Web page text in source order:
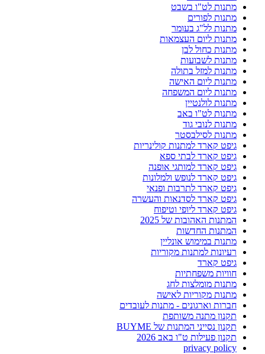
מתנות לט"ו בשבט
מתנות לפורים
מתנות לל"ג בעומר
מתנות ליום העצמאות
מתנות כחול לבן
מתנות לשבועות
מתנות למזל בתולה
מתנות ליום האישה
מתנות ליום המשפחה
מתנות לולנטיין
מתנות לט"ו באב
מתנות לנובי גוד
מתנות לסילבסטר
גיפט קארד למתנות קולינריות
גיפט קארד לבתי ספא
גיפט קארד למותגי אופנה
גיפט קארד לנופש ולמלונות
גיפט קארד לתרבות ופנאי
גיפט קארד לסדנאות והעשרה
גיפט קארד ליופי וטיפוח
המתנות האהובות של 2025
המתנות החדשות
מתנות במימוש אונליין
רעיונות למתנות מקוריות
גיפט קארד
חוויות משפחתיות
מתנות מומלצות לחג
מתנות מקוריות לאישה
חברות וארגונים - מתנות לעובדים
תקנון מתנה משותפת
תקנון נסייני המתנות של BUYME
תקנון פעילות ט"ו באב 2026
privacy policy